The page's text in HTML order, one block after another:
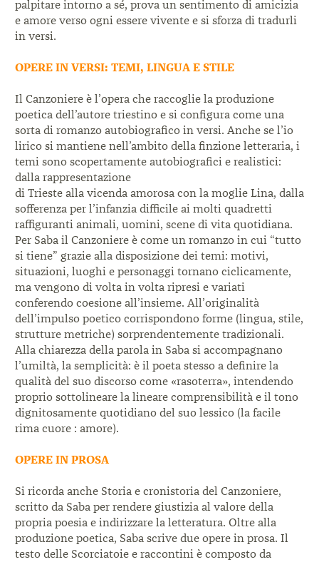
palpitare intorno a sé, prova un sentimento di amicizia
e amore verso ogni essere vivente e si sforza di tradurli
in versi.
OPERE IN VERSI: TEMI, LINGUA E STILE
Il Canzoniere è l’opera che raccoglie la produzione
poetica dell’autore triestino e si configura come una
sorta di romanzo autobiografico in versi. Anche se l’io
lirico si mantiene nell’ambito della finzione letteraria, i
temi sono scopertamente autobiografici e realistici:
dalla rappresentazione
di Trieste alla vicenda amorosa con la moglie Lina, dalla
sofferenza per l’infanzia difficile ai molti quadretti
raffiguranti animali, uomini, scene di vita quotidiana.
Per Saba il Canzoniere è come un romanzo in cui “tutto
si tiene” grazie alla disposizione dei temi: motivi,
situazioni, luoghi e personaggi tornano ciclicamente,
ma vengono di volta in volta ripresi e variati
conferendo coesione all’insieme. All’originalità
dell’impulso poetico corrispondono forme (lingua, stile,
strutture metriche) sorprendentemente tradizionali.
Alla chiarezza della parola in Saba si accompagnano
l’umiltà, la semplicità: è il poeta stesso a definire la
qualità del suo discorso come «rasoterra», intendendo
proprio sottolineare la lineare comprensibilità e il tono
dignitosamente quotidiano del suo lessico (la facile
rima cuore : amore).
OPERE IN PROSA
Si ricorda anche Storia e cronistoria del Canzoniere,
scritto da Saba per rendere giustizia al valore della
propria poesia e indirizzare la letteratura. Oltre alla
produzione poetica, Saba scrive due opere in prosa. Il
testo delle Scorciatoie e raccontini è composto da